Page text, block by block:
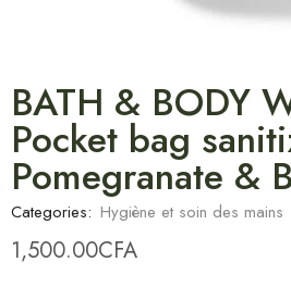
BATH & BODY
Pocket bag
Pomegranate &
Categories: Hygiène et soin des mains
1,500.00CFA